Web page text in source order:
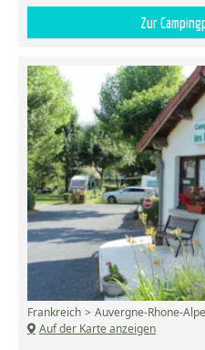
Zur
Frankreich Auvergne-Rhone-
Auf der Karte anzeigen